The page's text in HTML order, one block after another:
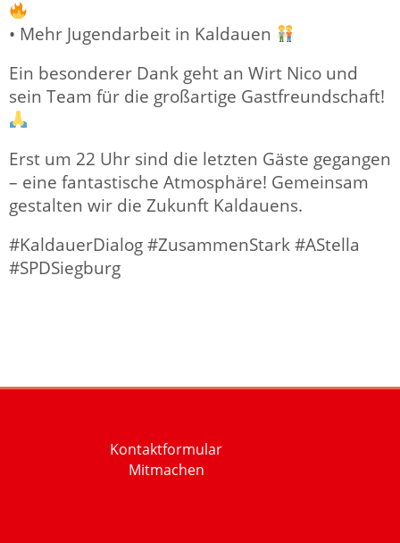
• Mehr Jugendarbeit in Kaldauen
Ein besonderer Dank geht an Wirt Nico und
sein Team für die großartige Gastfreundschaft!
Erst um 22 Uhr sind die letzten Gäste gegangen
– eine fantastische Atmosphäre! Gemeinsam
gestalten wir die Zukunft Kaldauens.
#KaldauerDialog #ZusammenStark #AStella
#SPDSiegburg
Kontaktformular
Mitmachen